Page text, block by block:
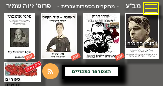
מב"ע - מחקרים בספרות עברית -פרופ' זיוה שמיר
( קובץ בהכנה )
הצטרפו כמנויים
ספרים
חדשים